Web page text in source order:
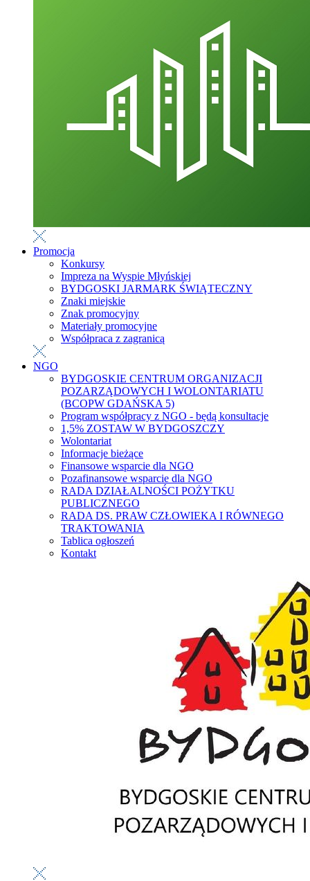
Promocja
Konkursy
Impreza na Wyspie Młyńskiej
BYDGOSKI JARMARK ŚWIĄTECZNY
Znaki miejskie
Znak promocyjny
Materiały promocyjne
Współpraca z zagranicą
NGO
BYDGOSKIE CENTRUM ORGANIZACJI
POZARZĄDOWYCH I WOLONTARIATU
(BCOPW GDAŃSKA 5)
Program współpracy z NGO - będą konsultacje
1,5% ZOSTAW W BYDGOSZCZY
Wolontariat
Informacje bieżące
Finansowe wsparcie dla NGO
Pozafinansowe wsparcie dla NGO
RADA DZIAŁALNOŚCI POŻYTKU
PUBLICZNEGO
RADA DS. PRAW CZŁOWIEKA I RÓWNEGO
TRAKTOWANIA
Tablica ogłoszeń
Kontakt